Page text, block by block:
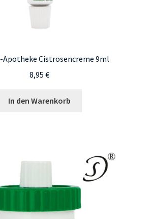
Cistrosencreme 9ml
8,95 €
In den Warenkorb